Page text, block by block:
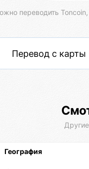
переводить
Перевод с карты
География